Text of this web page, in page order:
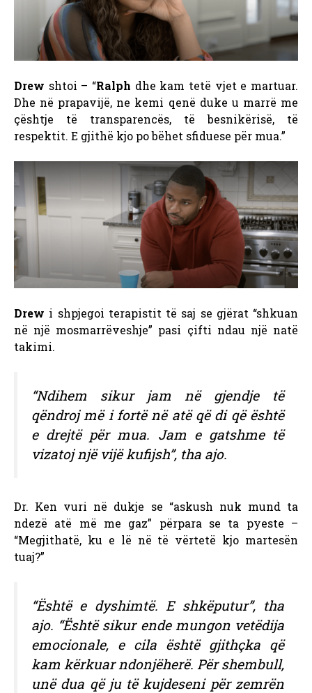
Drew shtoi – “Ralph dhe kam tetë vjet e martuar.
Dhe në prapavijë, ne kemi qenë duke u marrë me
çështje të transparencës, të besnikërisë, të
respektit. E gjithë kjo po bëhet sfiduese për mua.”
Drew i shpjegoi terapistit të saj se gjërat “shkuan
në një mosmarrëveshje” pasi çifti ndau një natë
takimi.
“Ndihem sikur jam në gjendje të
qëndroj më i fortë në atë që di që është
e drejtë për mua. Jam e gatshme të
vizatoj një vijë kufijsh”, tha ajo.
Dr. Ken vuri në dukje se “askush nuk mund ta
ndezë atë më me gaz” përpara se ta pyeste –
“Megjithatë, ku e lë në të vërtetë kjo martesën
tuaj?”
“Është e dyshimtë. E shkëputur”, tha
ajo. “Është sikur ende mungon vetëdija
emocionale, e cila është gjithçka që
kam kërkuar ndonjëherë. Për shembull,
unë dua që ju të kujdeseni për zemrën